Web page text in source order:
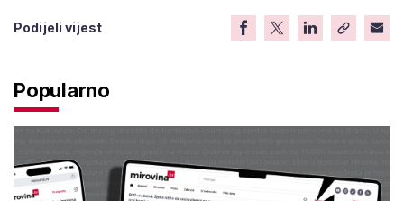
Podijeli vijest
Popularno